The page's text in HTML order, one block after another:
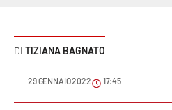
TIZIANA BAGNATO
29 GENNAIO 2022 17:45